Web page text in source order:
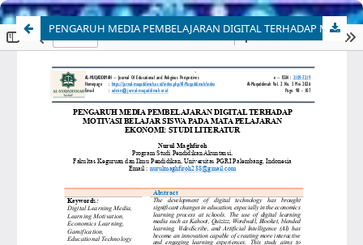
PENGARUH MEDIA PEMBELAJARAN DIGITAL TERHADAP MOTIVASI BELAJAR SISWA PADA MATA PELAJARAN EKONOMI: STUDI LITERATUR